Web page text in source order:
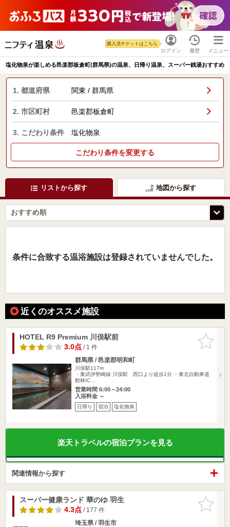
ログイン
購入済チケットはこちら
履歴 メニュー
塩化物泉が楽しめる邑楽郡板倉町(群馬県)の温泉、日帰り温泉、スーパー銭湯おすすめ
1. 都道府県 関東 / 群馬県
2. 市区町村 邑楽郡板倉町
3. こだわり条件 塩化物泉
こだわり条件を変更する
リストから探す 地図から探す
条件に合致する温浴施設は登録されていませんでした。
近くのオススメ施設
お気に入
りに追加
HOTEL R9 Premium 川俣駅前
3.0点/ 1 件
群馬県 / 邑楽郡明和町
川俣駅117m
・東武伊勢崎線 川俣駅 西口より徒歩1分 ・東北自動車道
館林IC…
営業時間 6:00～24:00
入浴料金 ～
日帰り 宿泊 塩化物泉
楽天トラベルの宿泊プランを見る
関連情報から探す
お気に入
りに追加
スーパー健康ランド 華のゆ 羽生
4.3点/ 177 件
埼玉県 / 羽生市